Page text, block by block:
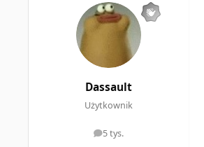
Dassault
Użytkownik
5 tys.
odpowiedzi